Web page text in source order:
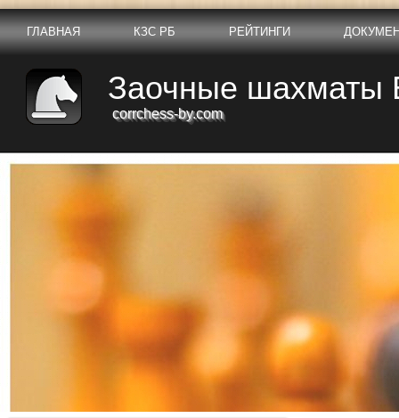
ГЛАВНАЯ КЗС РБ РЕЙТИНГИ
Заочные шахматы
corrchess-by.com